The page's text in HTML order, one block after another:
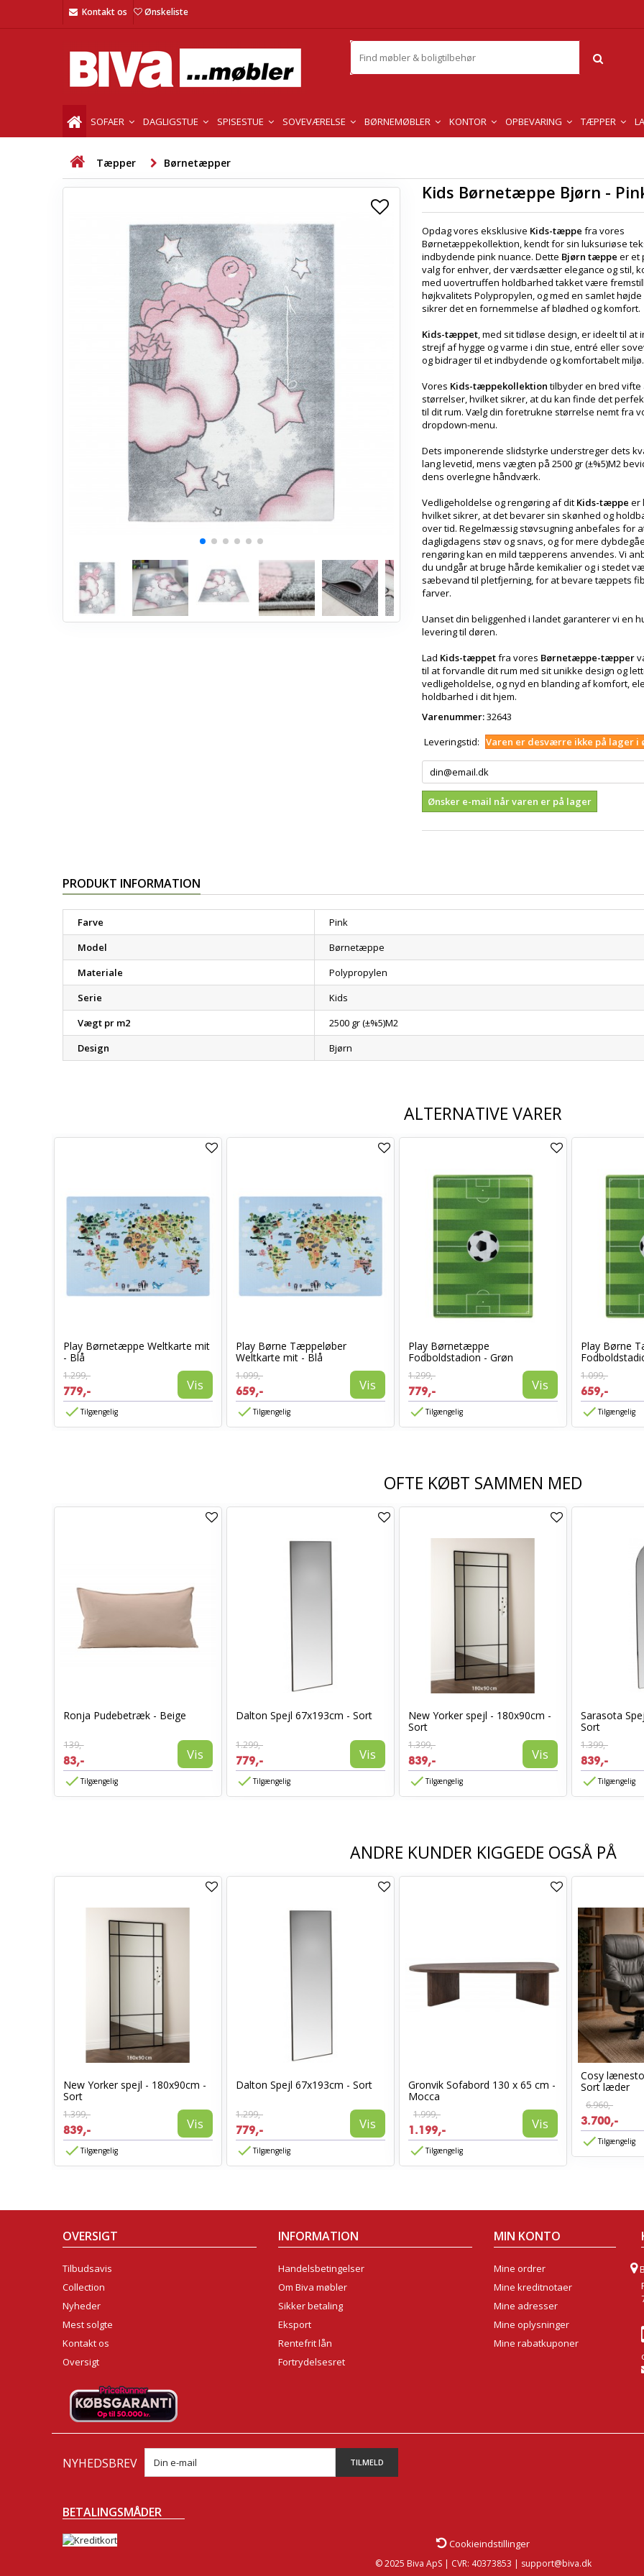
Kontakt os Ønskeliste
SOFAER DAGLIGSTUE SPISESTUE SOVEVÆRELSE BØRNEMØBLER KONTOR OPBEVARING TÆPPER
Tæpper Børnetæpper
Kids Børnetæppe Bjørn -
Opdag vores eksklusive Kids-tæppe fra vores
Børnetæppekollektion, kendt for sin luksuriøse
indbydende pink nuance. Dette Bjørn tæppe er et
valg for enhver, der værdsætter elegance og stil,
med uovertruffen holdbarhed takket være
højkvalitets Polypropylen, og med en samlet højde
sikrer det en fornemmelse af blødhed og komfort.
Kids-tæppet, med sit tidløse design, er ideelt til at
strejf af hygge og varme i din stue, entré eller
og bidrager til et indbydende og komfortabelt miljø.
Vores Kids-tæppekollektion tilbyder en bred vifte
størrelser, hvilket sikrer, at du kan finde det
til dit rum. Vælg din foretrukne størrelse nemt fra
dropdown-menu.
Dets imponerende slidstyrke understreger dets
lang levetid, mens vægten på 2500 gr (±%5)M2
dens overlegne håndværk.
Vedligeholdelse og rengøring af dit Kids-tæppe er
hvilket sikrer, at det bevarer sin skønhed og
over tid. Regelmæssig støvsugning anbefales for
dagligdagens støv og snavs, og for mere
rengøring kan en mild tæpperens anvendes. Vi
du undgår at bruge hårde kemikalier og i stedet
sæbevand til pletfjerning, for at bevare tæppets
farver.
Uanset din beliggenhed i landet garanterer vi en
levering til døren.
Lad Kids-tæppetfra vores Børnetæppe-tæpper
til at forvandle dit rum med sit unikke design og
vedligeholdelse, og nyd en blanding af komfort,
holdbarhed i dit hjem.
Varenummer:32643
Leveringstid: Varen er desværre ikke på lager i
Ønsker e-mail når varen er på lager
PRODUKT INFORMATION
Farve
Pink
Model
Børnetæppe
Materiale
Polypropylen
Serie
Kids
Vægt pr m2
2500 gr (±%5)M2
Design
Bjørn
ALTERNATIVE VARER
Play Børnetæppe Weltkarte mit
- Blå
1.299,-
779,- Vis
Tilgængelig
Play Børne Tæppeløber
Weltkarte mit - Blå
1.099,-
659,- Vis
Tilgængelig
Play Børnetæppe
Fodboldstadion - Grøn
1.299,-
779,- Vis
Tilgængelig
Play Børne
1.099,-
659,-
Tilgængelig
OFTE KØBT SAMMEN MED
Ronja Pudebetræk - Beige
139,-
83,- Vis
Tilgængelig
Dalton Spejl 67x193cm - Sort
1.299,-
779,- Vis
Tilgængelig
New Yorker spejl - 180x90cm -
Sort
1.399,-
839,- Vis
Tilgængelig
Sarasota
Sort
1.399,-
839,-
Tilgængelig
ANDRE KUNDER KIGGEDE OGSÅ PÅ
New Yorker spejl - 180x90cm -
Sort
1.399,-
839,- Vis
Tilgængelig
Dalton Spejl 67x193cm - Sort
1.299,-
779,- Vis
Tilgængelig
Gronvik Sofabord 130 x 65 cm -
Mocca
1.999,-
1.199,- Vis
Tilgængelig
Cosy
Sort læder
6.960,-
3.700,-
Tilgængelig
OVERSIGT
Tilbudsavis
Collection
Nyheder
Mest solgte
Kontakt os
Oversigt
INFORMATION
Handelsbetingelser
Om Biva møbler
Sikker betaling
Eksport
Rentefrit lån
Fortrydelsesret
Cookieindstillinger
© 2025 Biva ApS | CVR: 40373853 | support@biva.dk
MIN KONTO
Mine ordrer
Mine kreditnotaer
Mine adresser
Mine oplysninger
Mine rabatkuponer
NYHEDSBREV TILMELD
BETALINGSMÅDER